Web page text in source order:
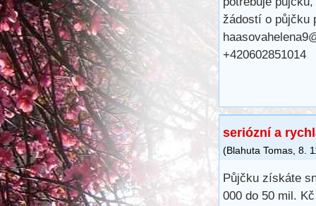
žádostí o půjčku
+420602851014
seriózní a
(Blahuta Tomas, 8.
Půjčku získáte
000 do 50 mil.